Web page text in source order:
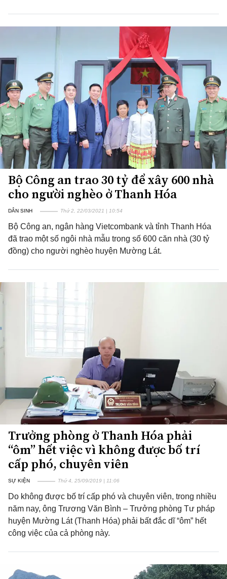
Bộ Công an trao 30 tỷ để xây 600 nhà
cho người nghèo ở Thanh Hóa
DÂN SINH Thứ 2, 22/03/2021 | 10:54
Bộ Công an, ngân hàng Vietcombank và tỉnh Thanh Hóa
đã trao một số ngôi nhà mẫu trong số 600 căn nhà (30 tỷ
đồng) cho người nghèo huyện Mường Lát.
Trưởng phòng ở Thanh Hóa phải
“ôm” hết việc vì không được bố trí
cấp phó, chuyên viên
SỰ KIỆN Thứ 4, 25/09/2019 | 11:06
Do không được bố trí cấp phó và chuyên viên, trong nhiều
năm nay, ông Trương Văn Bình – Trưởng phòng Tư pháp
huyện Mường Lát (Thanh Hóa) phải bất đắc dĩ “ôm” hết
công việc của cả phòng này.